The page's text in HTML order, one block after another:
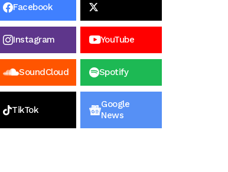
Facebook
Instagram YouTube
SoundCloud Spotify
TikTok
Google
News